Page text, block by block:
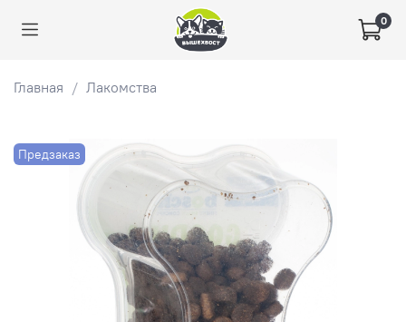
0
Главная Лакомства
Предзаказ